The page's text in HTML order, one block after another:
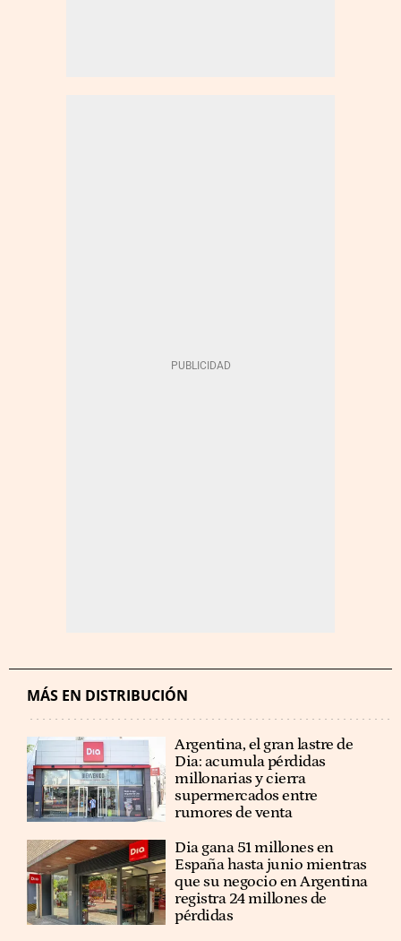
MÁS EN DISTRIBUCIÓN
Argentina, el gran lastre de
Dia: acumula pérdidas
millonarias y cierra
supermercados entre
rumores de venta
Dia gana 51 millones en
España hasta junio mientras
que su negocio en Argentina
registra 24 millones de
pérdidas